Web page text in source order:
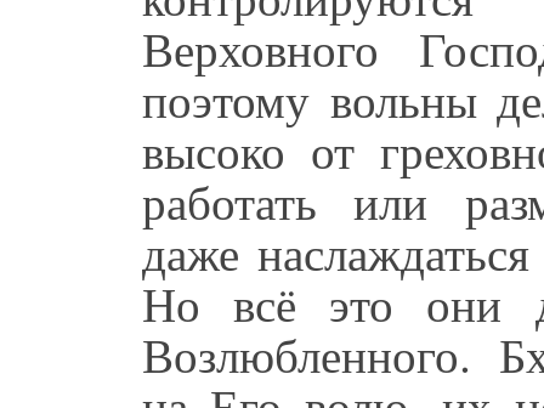
Верховного
поэтому вольны
высоко от
работать или
даже
Но всё это они
Возлюбленного.